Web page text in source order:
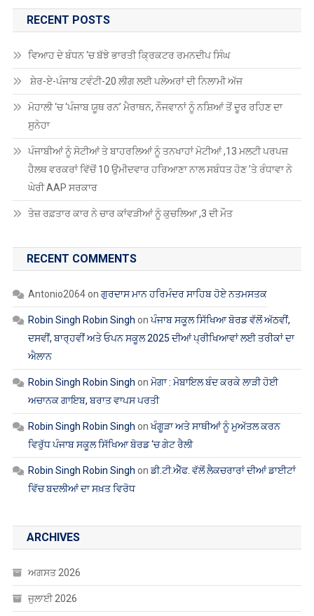
RECENT POSTS
ਵਿਆਹ ਦੇ ਬੰਧਨ ‘ਚ ਬੱਝੇ ਭਾਰਤੀ ਕ੍ਰਿਕਟਰ ਰਮਨਦੀਪ ਸਿੰਘ
ਸ਼ੇਰ-ਏ-ਪੰਜਾਬ ਟਵੰਟੀ-20 ਲੀਗ ਲਈ ਪਲੇਅਰਾਂ ਦੀ ਨਿਲਾਮੀ ਅੱਜ
ਮੋਹਾਲੀ ‘ਚ ‘ਪੰਜਾਬ ਯੂਥ ਰਨ’ ਮੈਰਾਥਨ, ਨੌਜਵਾਨਾਂ ਨੂੰ ਨਸ਼ਿਆਂ ਤੋਂ ਦੂਰ ਰਹਿਣ ਦਾ
ਸੁਨੇਹਾ
ਪੰਜਾਬੀਆਂ ਨੂੰ ਸੋਟੀਆਂ ਤੇ ਬਾਹਰਲਿਆਂ ਨੂੰ ਤਨਖਾਹਾਂ ਮੋਟੀਆਂ ,13 ਮਲਟੀ ਪਰਪਜ਼
ਹੈਲਥ ਵਰਕਰਾਂ ਵਿੱਚੋਂ 10 ਉਮੀਦਵਾਰ ਹਰਿਆਣਾ ਨਾਲ ਸਬੰਧਤ ਹੋਣ ’ਤੇ ਰੰਧਾਵਾ ਨੇ
ਘੇਰੀ AAP ਸਰਕਾਰ
RECENT COMMENTS
Antonio2064onਗੁਰਦਾਸ ਮਾਨ ਹਰਿਮੰਦਰ ਸਾਹਿਬ ਹੋਏ ਨਤਮਸਤਕ
Robin Singh Robin Singh
ਪੰਜਾਬ ਸਕੂਲ ਸਿੱਖਿਆ ਬੋਰਡ ਵੱਲੋਂ ਅੱਠਵੀਂ,
ਦਸਵੀਂ, ਬਾਰ੍ਹਵੀਂ ਅਤੇ ਓਪਨ ਸਕੂਲ 2025 ਦੀਆਂ ਪ੍ਰੀਖਿਆਵਾਂ ਲਈ ਤਰੀਕਾਂ ਦਾ
ਐਲਾਨ
Robin Singh Robin Singh
ਮੋਗਾ : ਮੋਬਾਇਲ ਬੰਦ ਕਰਕੇ ਲਾੜੀ ਹੋਈ
ਅਚਾਨਕ ਗਾਇਬ, ਬਰਾਤ ਵਾਪਸ ਪਰਤੀ
Robin Singh Robin Singhon
ਖੰਗੂੜਾ ਅਤੇ ਸਾਥੀਆਂ ਨੂੰ ਮੁਅੱਤਲ ਕਰਨ
ਵਿਰੁੱਧ ਪੰਜਾਬ ਸਕੂਲ ਸਿੱਖਿਆ ਬੋਰਡ ‘ਚ ਗੇਟ ਰੈਲੀ
Robin Singh Robin Singh
ARCHIVES
ਅਗਸਤ 2026
ਜੁਲਾਈ 2026